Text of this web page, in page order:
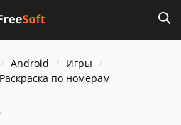
Android
Игры
по номерам